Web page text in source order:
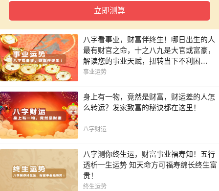
八字看事业，财富伴终生！哪日出生的人
最有财官之命，十之八九是大官或富豪，
解读您的事业天赋，扭转当下不利困
局！！
事业运势
身上有一物，竟然是财富，财运差的人怎
么转运？发家致富的秘诀都在这里！
八字财运
八字测你终生运，财富事业福寿知！五行
透析一生运势 知天命方可福寿绵长终生富
贵！
终生运势